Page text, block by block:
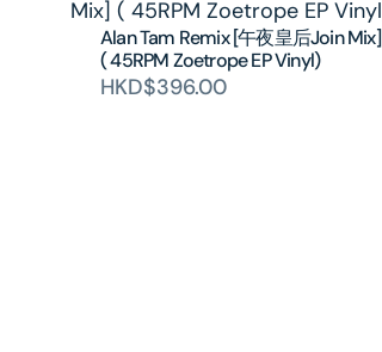
Alan Tam Remix [午夜皇后Join Mix]
( 45RPM Zoetrope EP Vinyl)
HKD$396.00